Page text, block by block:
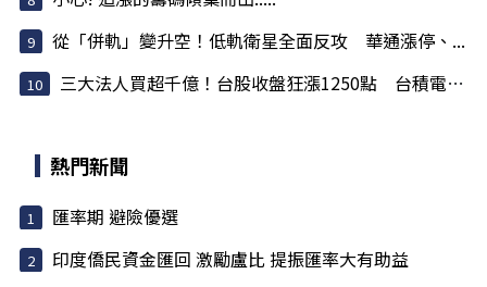
從「併軌」變升空！低軌衛星全面反攻 華通漲停、...
三大法人買超千億！台股收盤狂漲1250點 台積電領...
熱門新聞
匯率期 避險優選
印度僑民資金匯回 激勵盧比 提振匯率大有助益